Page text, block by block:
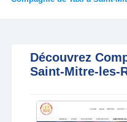
Découvrez
Saint-Mitre-les-